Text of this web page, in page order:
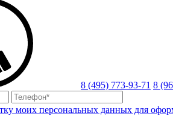
8 (495) 773-93-71 8
моих персональных данных для